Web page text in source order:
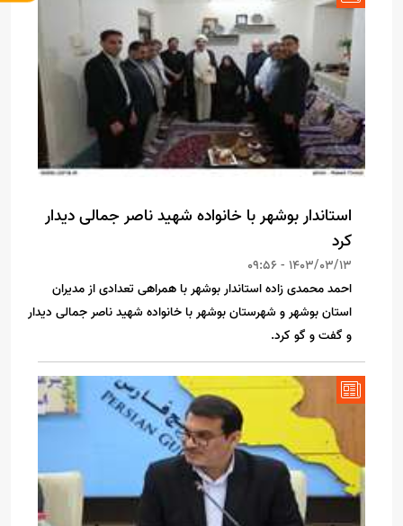
استاندار بوشهر با خانواده شهید ناصر جمالی دیدار
کرد
1403/03/13 - 09:56
احمد محمدی زاده استاندار بوشهر با همراهی تعدادی از مدیران
استان بوشهر و شهرستان بوشهر با خانواده شهید ناصر جمالی دیدار
و گفت و گو کرد.